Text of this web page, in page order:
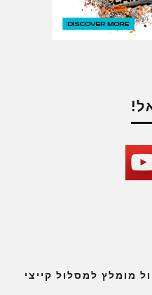
מומלץ למסלול קייצי